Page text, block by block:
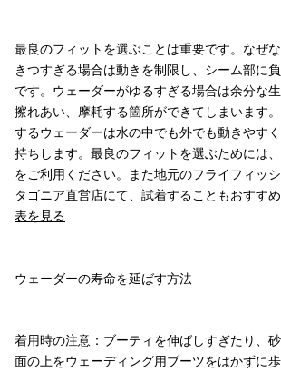
最良のフィットを選ぶことは重要です。なぜ
きつすぎる場合は動きを制限し、シーム部に
です。ウェーダーがゆるすぎる場合は余分な
擦れあい、摩耗する箇所ができてしまいます
するウェーダーは水の中でも外でも動きやす
持ちします。最良のフィットを選ぶためには
をご利用ください。また地元のフライフィッ
タゴニア直営店にて、試着することもおすすめ
表を見る
ウェーダーの寿命を延ばす方法
着用時の注意：ブーティを伸ばしすぎたり、
面の上をウェーディング用ブーツをはかずに